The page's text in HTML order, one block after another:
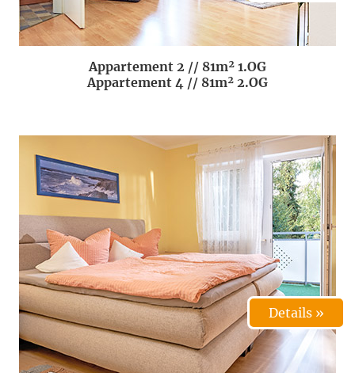
Appartement 2 // 81m² 1.OG
Appartement 4 // 81m² 2.OG
Details »